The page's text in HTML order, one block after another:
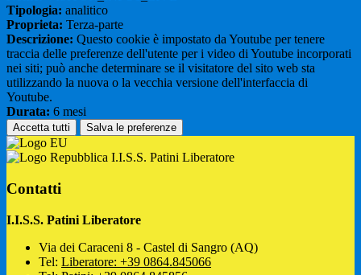
Tipologia: analitico
Proprieta: Terza-parte
Descrizione: Questo cookie è impostato da Youtube per tenere
traccia delle preferenze dell'utente per i video di Youtube incorporati
nei siti; può anche determinare se il visitatore del sito web sta
utilizzando la nuova o la vecchia versione dell'interfaccia di
Youtube.
Durata: 6 mesi
Accetta tutti Salva le preferenze
I.I.S.S. Patini Liberatore
Contatti
I.I.S.S. Patini Liberatore
Via dei Caraceni 8 - Castel di Sangro (AQ)
Tel: Liberatore: +39 0864.845066